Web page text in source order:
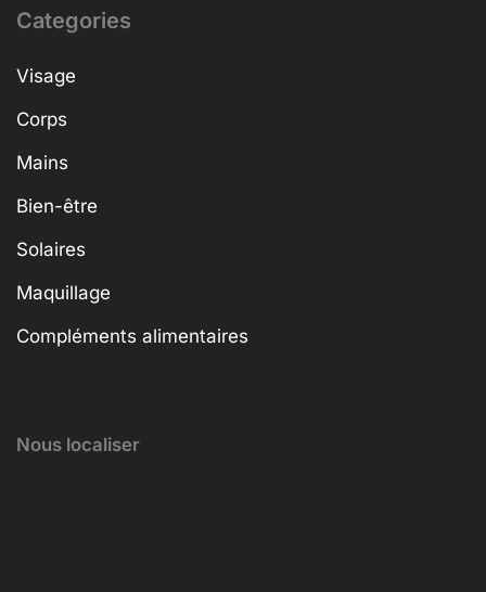
Categories
Visage
Corps
Mains
Bien-être
Solaires
Maquillage
Compléments alimentaires
Nous localiser